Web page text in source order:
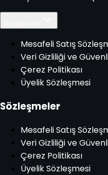
Mesafeli Satış
Veri Gizliliği ve
Çerez Politikası
Üyelik Sözleşmesi
Sözleşmeler
Mesafeli Satış
Veri Gizliliği ve
Çerez Politikası
Üyelik Sözleşmesi